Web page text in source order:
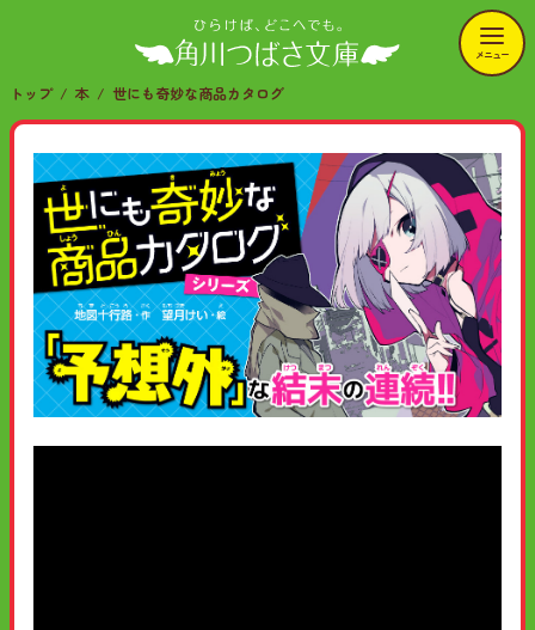
メニュー
トップ 本 世にも奇妙な商品カタログ